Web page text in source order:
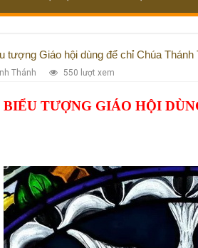
tượng Giáo hội dùng để chỉ Chúa Thánh
Thánh 550 lượt xem
BIỂU TƯỢNG GIÁO HỘI